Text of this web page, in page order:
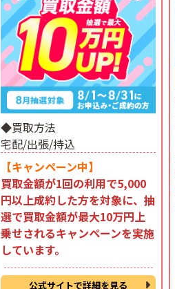
◆買取方法
宅配/出張/持込
【キャンペーン中】
買取金額が1回の利用で5,000
円以上成約した方を対象に、抽
選で買取金額が最大10万円上
乗せされるキャンペーンを実施
しています。
公式サイトで詳細を見る